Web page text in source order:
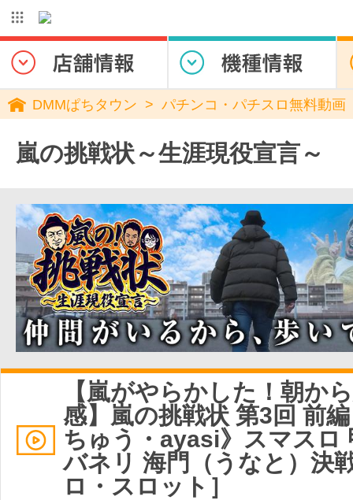
DMMぱちタウン パチンコ・パチスロ無料動画
嵐の挑戦状～生涯現役宣言～
【嵐がやらかした！朝か
感】嵐の挑戦状 第3回 前
ちゅう・ayasi》スマスロ
バネリ 海門（うなと）決
ロ・スロット］